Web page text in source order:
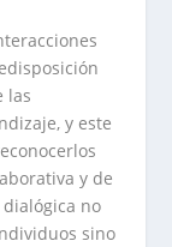
las
y este
y de
no
sino